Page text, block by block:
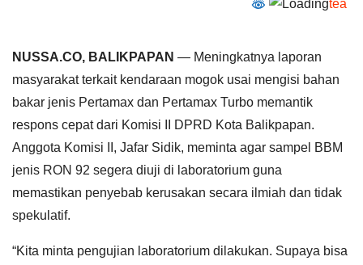
tea
NUSSA.CO, BALIKPAPAN — Meningkatnya laporan
masyarakat terkait kendaraan mogok usai mengisi bahan
bakar jenis Pertamax dan Pertamax Turbo memantik
respons cepat dari Komisi II DPRD Kota Balikpapan.
Anggota Komisi II, Jafar Sidik, meminta agar sampel BBM
jenis RON 92 segera diuji di laboratorium guna
memastikan penyebab kerusakan secara ilmiah dan tidak
spekulatif.
“Kita minta pengujian laboratorium dilakukan. Supaya bisa